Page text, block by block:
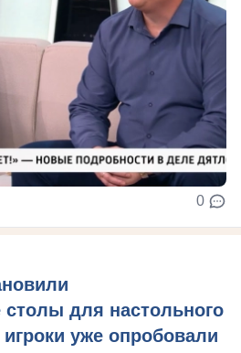
0
для настольного
уже опробовали